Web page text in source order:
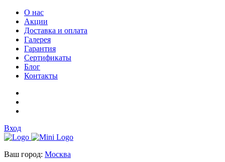
О нас
Акции
Доставка и оплата
Галерея
Гарантия
Сертификаты
Блог
Контакты
Вход
Ваш город: Москва